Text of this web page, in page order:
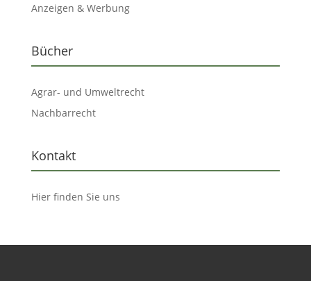
Anzeigen & Werbung
Bücher
Agrar- und Umweltrecht
Nachbarrecht
Kontakt
Hier finden Sie uns